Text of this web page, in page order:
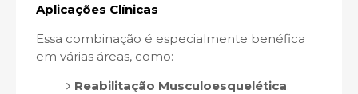
Aplicações Clínicas
Essa combinação é especialmente benéfica
em várias áreas, como:
Reabilitação Musculoesquelética: